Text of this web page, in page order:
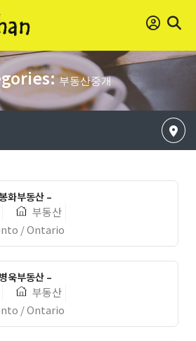
부동산중개
화부동산 –
부동산
/ Ontario
욱부동산 –
부동산
/ Ontario